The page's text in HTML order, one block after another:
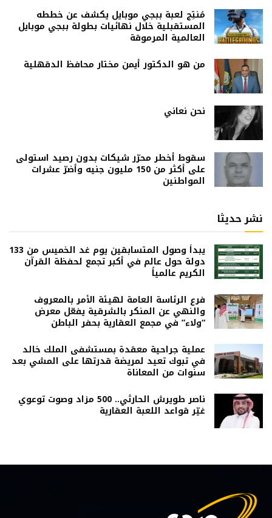
مُنتِج لعبة ببجي موبايل يكشف عن خططه
المستقبلية خلال نهائيات بطولة ببجي موبايل
العالمية المرموقة
من هو الدكتور أيمن مختار محافظ الدقهلية
نحن نعاني
سقوط أخطر محرّر شيكات بدون رصيد استولى
على أكثر من 150 مليون جنيه وأضرّ عشرات
المواطنين
نشر حديثا
يبداً وصول المتسابقين يوم غد الخميس من 133
دولة حول عالم في أكبر تجمع لحفظة القرآن
الكريم عالمياً
فرع الرئاسة العامة لهيئة الأمر بالمعروف
والنهي عن المنكر بالشرقية يفعّل معرض
“ولاء” في مجمع العقارية بحفر الباطن
عملية جراحية معقدة بمستشفى الملك خالد
في تبوك تعيد لمريضة قدرتها على المشي بعد
سنوات من المعاناة
ناصر طويرش الحارثي.. 500 مزاد وصوت توعوي
غيّر قواعد اللعبة العقارية